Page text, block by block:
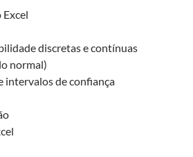
discretas e contínuas
normal)
intervalos de confiança